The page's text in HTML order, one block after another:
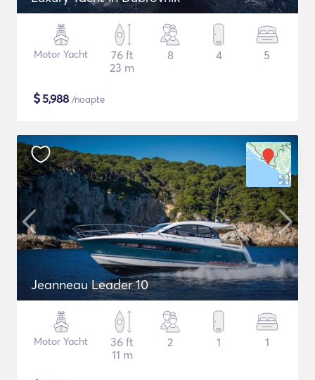
Motor Yacht
76 ft
23 m
8 4 5
$5,988 /noapte
Jeanneau Leader 10
Motor Yacht
36 ft
11 m
2 1 1